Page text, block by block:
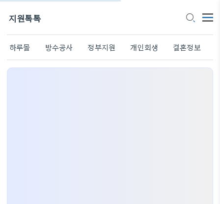
지원톡톡
하루몰 방수공사 정부지원 개인회생 결혼정보